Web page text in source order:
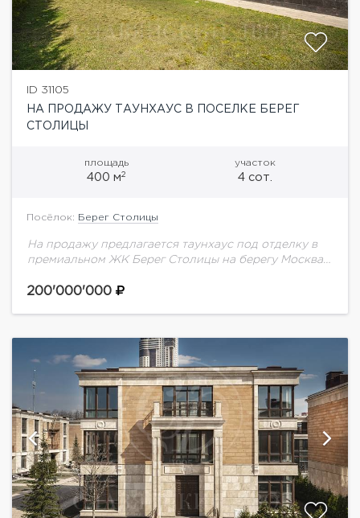
ID 31105
НА ПРОДАЖУ ТАУНХАУС В ПОСЕЛКЕ БЕРЕГ
СТОЛИЦЫ
площадь
400 м2
участок
4 сот.
Посёлок: Берег Столицы
На продажу предлагается таунхаус под отделку в
премиальном ЖК Берег Столицы на берегу Москва-
бора.
200'000'000